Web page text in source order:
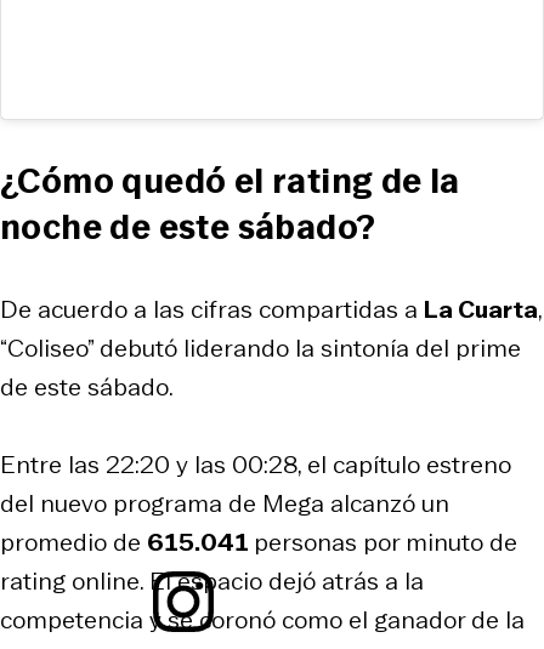
¿Cómo quedó el rating de la
noche de este sábado?
De acuerdo a las cifras compartidas a La Cuarta,
“Coliseo” debutó liderando la sintonía del prime
de este sábado.
Entre las 22:20 y las 00:28, el capítulo estreno
del nuevo programa de Mega alcanzó un
promedio de 615.041 personas por minuto de
rating online. El espacio dejó atrás a la
competencia y se coronó como el ganador de la